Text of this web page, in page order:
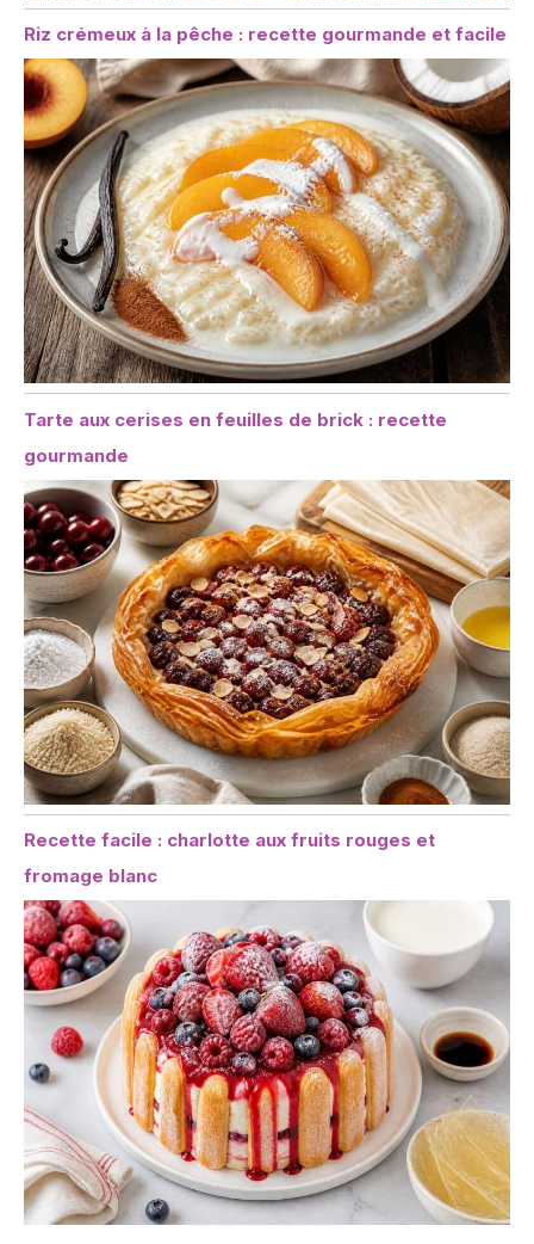
Riz crémeux à la pêche : recette gourmande et facile
Tarte aux cerises en feuilles de brick : recette
gourmande
Recette facile : charlotte aux fruits rouges et
fromage blanc